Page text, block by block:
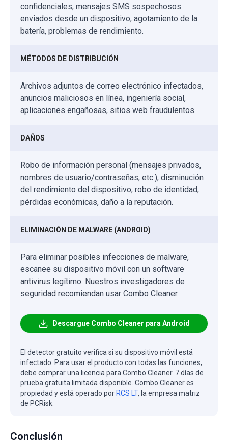
confidenciales, mensajes SMS sospechosos
enviados desde un dispositivo, agotamiento de la
batería, problemas de rendimiento.
MÉTODOS DE DISTRIBUCIÓN
Archivos adjuntos de correo electrónico infectados,
anuncios maliciosos en línea, ingeniería social,
aplicaciones engañosas, sitios web fraudulentos.
DAÑOS
Robo de información personal (mensajes privados,
nombres de usuario/contraseñas, etc.), disminución
del rendimiento del dispositivo, robo de identidad,
pérdidas económicas, daño a la reputación.
ELIMINACIÓN DE MALWARE (ANDROID)
Para eliminar posibles infecciones de malware,
escanee su dispositivo móvil con un software
antivirus legítimo. Nuestros investigadores de
seguridad recomiendan usar Combo Cleaner.
Descargue Combo Cleaner para Android
El detector gratuito verifica si su dispositivo móvil está
infectado. Para usar el producto con todas las funciones,
debe comprar una licencia para Combo Cleaner. 7 días de
prueba gratuita limitada disponible. Combo Cleaner es
propiedad y está operado por RCS LT, la empresa matriz
de PCRisk.
Conclusión